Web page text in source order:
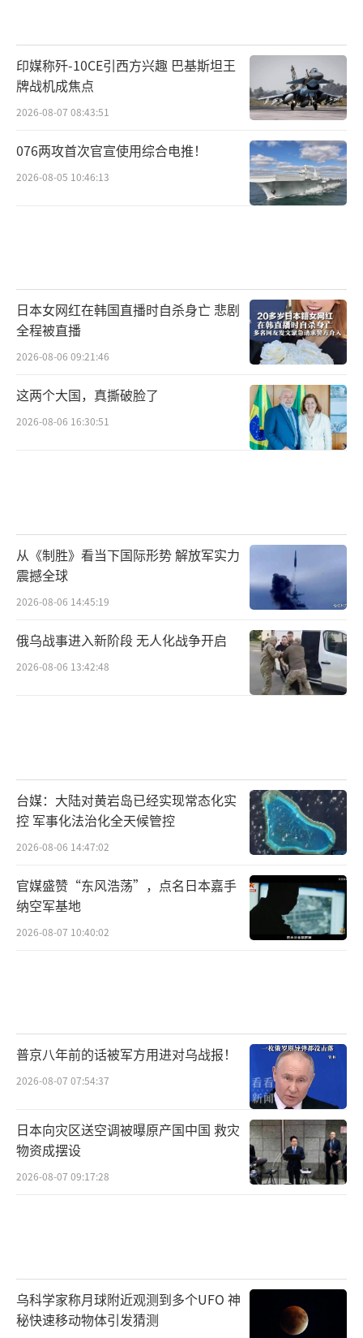
印媒称歼-10CE引西方兴趣 巴基斯坦王
牌战机成焦点
2026-08-07 08:43:51
076两攻首次官宣使用综合电推！
2026-08-05 10:46:13
日本女网红在韩国直播时自杀身亡 悲剧
全程被直播
2026-08-06 09:21:46
这两个大国，真撕破脸了
2026-08-06 16:30:51
从《制胜》看当下国际形势 解放军实力
震撼全球
2026-08-06 14:45:19
俄乌战事进入新阶段 无人化战争开启
2026-08-06 13:42:48
台媒：大陆对黄岩岛已经实现常态化实
控 军事化法治化全天候管控
2026-08-06 14:47:02
官媒盛赞“东风浩荡”，点名日本嘉手
纳空军基地
2026-08-07 10:40:02
普京八年前的话被军方用进对乌战报！
2026-08-07 07:54:37
日本向灾区送空调被曝原产国中国 救灾
物资成摆设
2026-08-07 09:17:28
乌科学家称月球附近观测到多个UFO 神
秘快速移动物体引发猜测